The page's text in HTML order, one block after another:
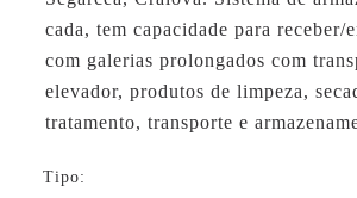
cada, tem capacidade para
com galerias prolongados com
elevador, produtos de limpeza,
tratamento, transporte e
Tipo: